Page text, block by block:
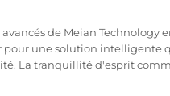
de Meian Technology
une solution intelligente
La tranquillité d'esprit